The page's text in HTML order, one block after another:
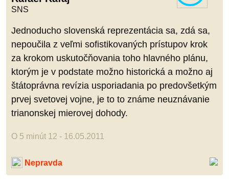
SNS
Jednoducho slovenská reprezentácia sa, zdá sa,
nepoučila z veľmi sofistikovaných prístupov krok
za krokom uskutočňovania toho hlavného plánu,
ktorým je v podstate možno historická a možno aj
štátoprávna revízia usporiadania po predovšetkým
prvej svetovej vojne, je to to známe neuznávanie
trianonskej mierovej dohody.
O 5 minút 12 - 16.05.2011
Nepravda